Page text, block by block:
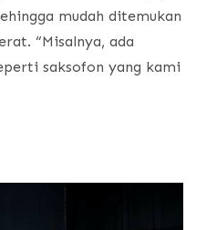
mudah ditemukan
“Misalnya, ada
saksofon yang kami